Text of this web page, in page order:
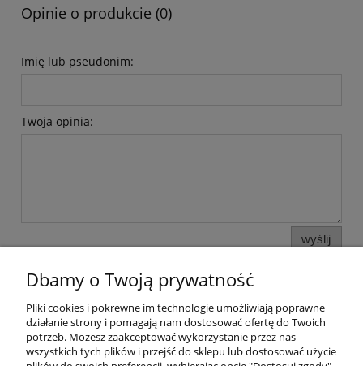
Opinie o produkcie (0)
Imię lub pseudonim:
Twoja opinia:
wyślij
Pomoc
Moje konto
Dbamy o Twoją prywatność
Pliki cookies i pokrewne im technologie umożliwiają poprawne
działanie strony i pomagają nam dostosować ofertę do Twoich
potrzeb. Możesz zaakceptować wykorzystanie przez nas
wszystkich tych plików i przejść do sklepu lub dostosować użycie